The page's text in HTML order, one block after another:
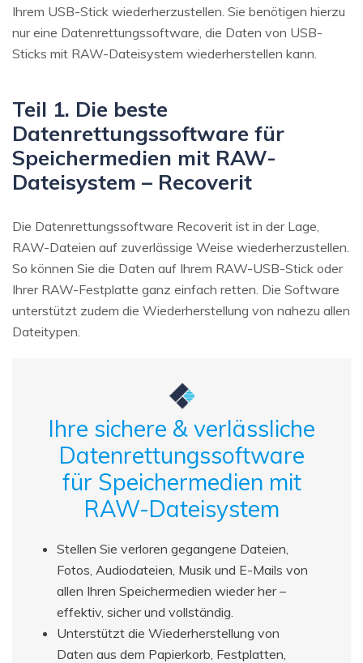
Ihrem USB-Stick wiederherzustellen. Sie benötigen hierzu
nur eine Datenrettungssoftware, die Daten von USB-
Sticks mit RAW-Dateisystem wiederherstellen kann.
Teil 1. Die beste
Datenrettungssoftware für
Speichermedien mit RAW-
Dateisystem – Recoverit
Die Datenrettungssoftware Recoverit ist in der Lage,
RAW-Dateien auf zuverlässige Weise wiederherzustellen.
So können Sie die Daten auf Ihrem RAW-USB-Stick oder
Ihrer RAW-Festplatte ganz einfach retten. Die Software
unterstützt zudem die Wiederherstellung von nahezu allen
Dateitypen.
Ihre sichere & verlässliche
Datenrettungssoftware
für Speichermedien mit
RAW-Dateisystem
Stellen Sie verloren gegangene Dateien,
Fotos, Audiodateien, Musik und E-Mails von
allen Ihren Speichermedien wieder her –
effektiv, sicher und vollständig.
Unterstützt die Wiederherstellung von
Daten aus dem Papierkorb, Festplatten,